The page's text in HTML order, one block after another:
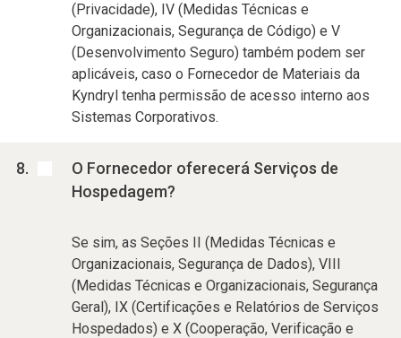
(Privacidade), IV (Medidas Técnicas e
Organizacionais, Segurança de Código) e V
(Desenvolvimento Seguro) também podem ser
aplicáveis, caso o Fornecedor de Materiais da
Kyndryl tenha permissão de acesso interno aos
Sistemas Corporativos.
O Fornecedor oferecerá Serviços de
Hospedagem?
Se sim, as Seções II (Medidas Técnicas e
Organizacionais, Segurança de Dados), VIII
(Medidas Técnicas e Organizacionais, Segurança
Geral), IX (Certificações e Relatórios de Serviços
Hospedados) e X (Cooperação, Verificação e